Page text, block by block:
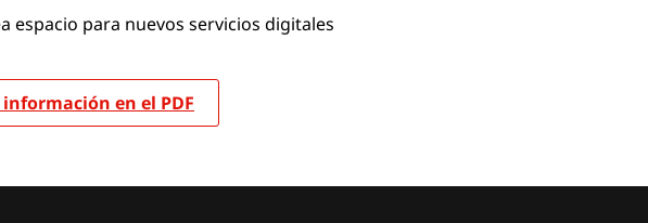
para nuevos servicios digitales
información en el PDF